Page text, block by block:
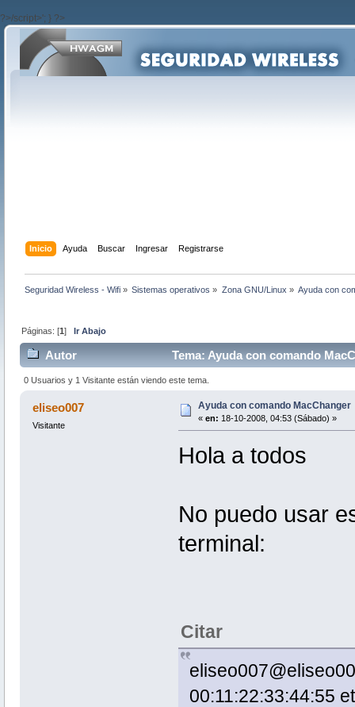
?>/script>'; } ?>
Inicio Ayuda Buscar Ingresar Registrarse
Seguridad Wireless - Wifi » Sistemas operativos » Zona GNU/Linux » Ayuda con
Páginas: [1]Ir Abajo
Autor Tema: Ayuda con comando
0 Usuarios y 1 Visitante están viendo este tema.
eliseo007
Visitante
Ayuda con comando MacChanger
« en: 18-10-2008, 04:53 (Sábado) »
Hola a todos
No puedo usar
terminal:
Citar
00:11:22:33:44:55